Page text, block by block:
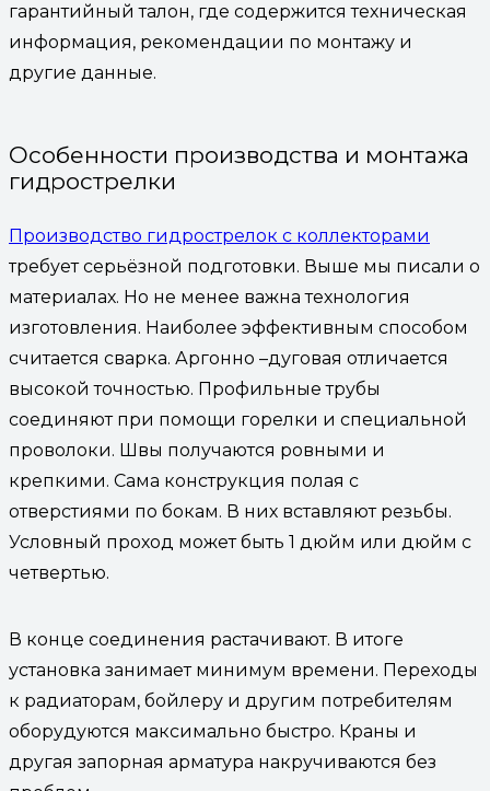
гарантийный талон, где содержится техническая
информация, рекомендации по монтажу и
другие данные.
Особенности производства и монтажа
гидрострелки
Производство гидрострелок с коллекторами
требует серьёзной подготовки. Выше мы писали о
материалах. Но не менее важна технология
изготовления. Наиболее эффективным способом
считается сварка. Аргонно –дуговая отличается
высокой точностью. Профильные трубы
соединяют при помощи горелки и специальной
проволоки. Швы получаются ровными и
крепкими. Сама конструкция полая с
отверстиями по бокам. В них вставляют резьбы.
Условный проход может быть 1 дюйм или дюйм с
четвертью.
В конце соединения растачивают. В итоге
установка занимает минимум времени. Переходы
к радиаторам, бойлеру и другим потребителям
оборудуются максимально быстро. Краны и
другая запорная арматура накручиваются без